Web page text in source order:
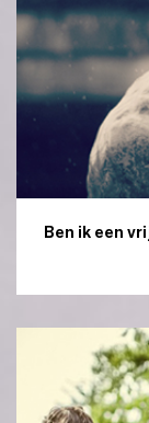
Ben ik een